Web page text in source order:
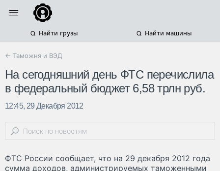
Найти грузы Найти машины
← Таможня и ВЭД
На сегодняшний день ФТС перечислила
в федеральный бюджет 6,58 трлн руб.
12:45, 29 Декабря 2012
ФТС России сообщает, что на 29 декабря 2012 года
сумма доходов, администрируемых таможенными